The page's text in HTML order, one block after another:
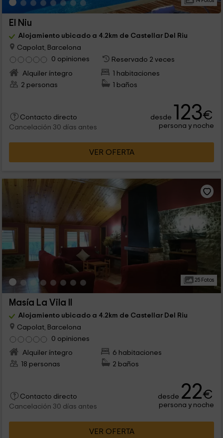
El Niu
Alojamiento ubicado a 4.2km de Castellar Del Riu
Capolat, Barcelona
0 opiniones
Reservado 2 veces
Alquiler íntegro
1 habitaciones
2 personas
1 baños
Contacto directo
Cancelación 30 días antes
desde 123€
persona y noche
VER OFERTA
25 Fotos
Masía La Vila II
Alojamiento ubicado a 4.2km de Castellar Del Riu
Capolat, Barcelona
0 opiniones
Alquiler íntegro
6 habitaciones
18 personas
2 baños
Contacto directo
Cancelación 30 días antes
desde 22€
persona y noche
VER OFERTA